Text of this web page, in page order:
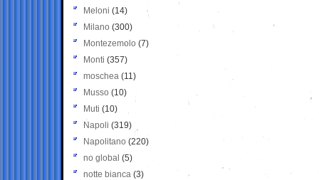
Meloni (14)
Milano (300)
Montezemolo (7)
Monti (357)
moschea (11)
Musso (10)
Muti (10)
Napoli (319)
Napolitano (220)
no global (5)
notte bianca (3)